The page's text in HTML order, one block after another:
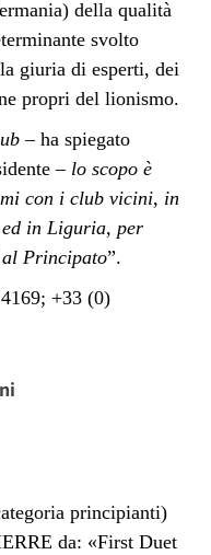
della qualità
svolto
giuria di esperti, dei
propri del lionismo.
– ha spiegato
– lo scopo è
con i club vicini, in
in Liguria, per
al Principato”.
+33 (0)
principianti)
da: «First Duet